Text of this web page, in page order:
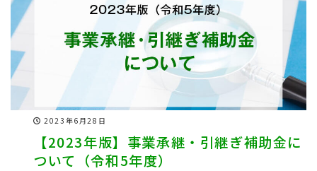
2023年6月28日
【2023年版】事業承継・引継ぎ補助金に
ついて（令和5年度）